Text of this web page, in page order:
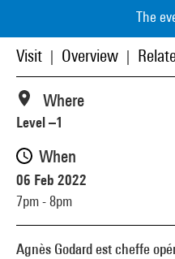
The
Visit Overview
Agnès Godard est cheffe
Where
Level –1
When
06 Feb 2022
7pm - 8pm